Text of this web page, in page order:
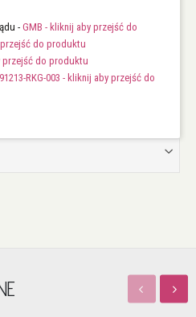
- GMB - kliknij aby przejść do
do produktu
przejść do produktu
91213-RKG-003 - kliknij aby przejść do